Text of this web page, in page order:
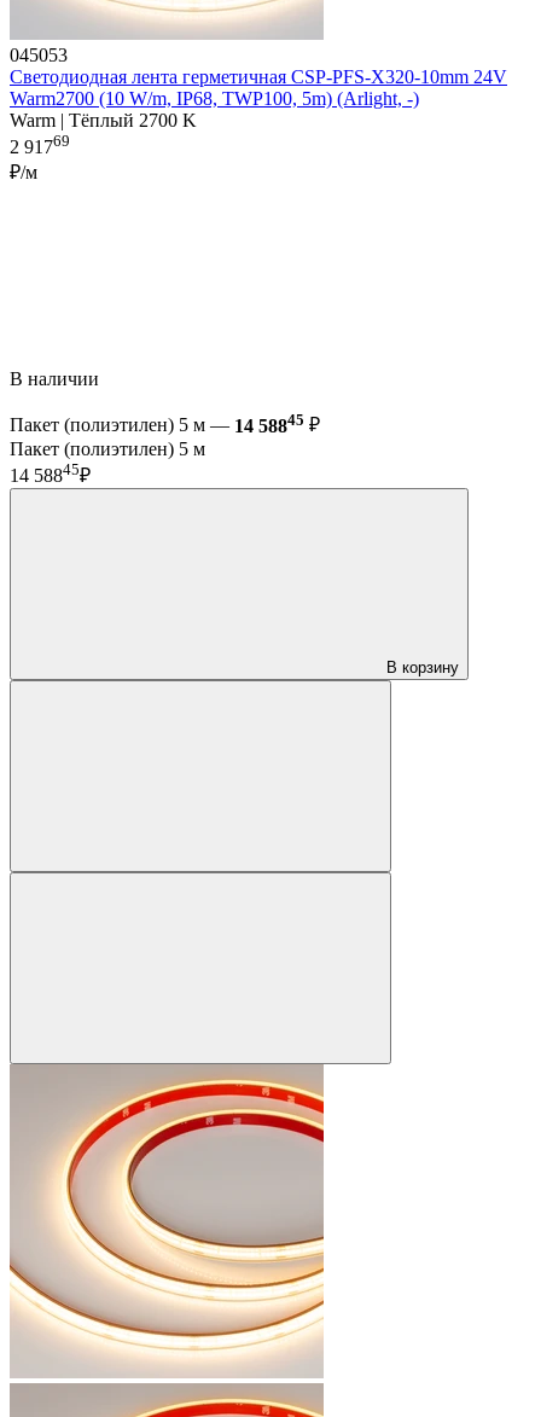
045053
Светодиодная лента герметичная CSP-PFS-X320-10mm 24V
Warm2700 (10 W/m, IP68, TWP100, 5m) (Arlight, -)
Warm | Тёплый 2700 K
2 91769
₽/м
В наличии
Пакет (полиэтилен) 5 м — 14 58845 ₽
Пакет (полиэтилен) 5 м
14 58845₽
В корзину